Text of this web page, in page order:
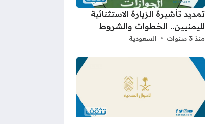
تمديد تأشيرة الزيارة الاستثنائية
لليمنيين.. الخطوات والشروط
منذ 3 سنوات السعودية